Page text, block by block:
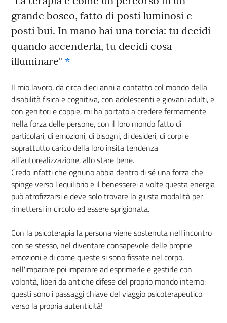
grande bosco, fatto di posti luminosi e
posti bui. In mano hai una torcia: tu decidi
quando accenderla, tu decidi cosa
illuminare" *
Il mio lavoro, da circa dieci anni a contatto col mondo della
disabilità fisica e cognitiva, con adolescenti e giovani adulti, e
con genitori e coppie, mi ha portato a credere fermamente
nella forza delle persone, con il loro mondo fatto di
particolari, di emozioni, di bisogni, di desideri, di corpi e
soprattutto carico della loro insita tendenza
all’autorealizzazione, allo stare bene.
Credo infatti che ognuno abbia dentro di sé una forza che
spinge verso l'equilibrio e il benessere: a volte questa energia
può atrofizzarsi e deve solo trovare la giusta modalità per
rimettersi in circolo ed essere sprigionata.
Con la psicoterapia la persona viene sostenuta nell'incontro
con se stesso, nel diventare consapevole delle proprie
emozioni e di come queste si sono fissate nel corpo,
nell'imparare poi imparare ad esprimerle e gestirle con
volontà, liberi da antiche difese del proprio mondo interno:
questi sono i passaggi chiave del viaggio psicoterapeutico
verso la propria autenticità!